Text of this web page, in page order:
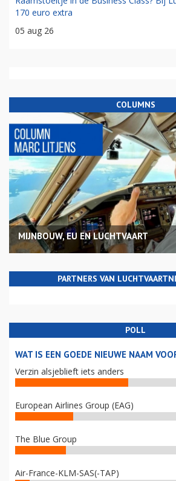
170 euro extra
05 aug 26
COLUMNS
MIJNBOUW, EU EN LUCHTVAART
PARTNERS VAN
POLL
WAT IS EEN GOEDE NIEUWE NAAM
Verzin alsjeblieft iets anders
European Airlines Group (EAG)
The Blue Group
Air-France-KLM-SAS(-TAP)